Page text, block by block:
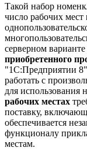
Такой набор
число рабочих мест
серверном варианте
приобретенного
"1С:Предприятии 8"
работать с
для
рабочих местах
поставку,
обеспечивается
функционалу
местам.